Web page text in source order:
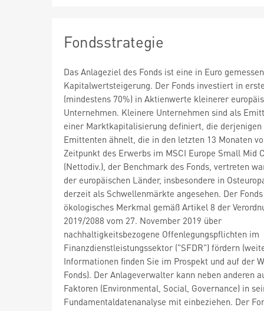
Fondsstrategie
Das Anlageziel des Fonds ist eine in Euro
Kapitalwertsteigerung. Der Fonds investiert in
(mindestens 70%) in Aktienwerte kleinerer
Unternehmen. Kleinere Unternehmen sind als
einer Marktkapitalisierung definiert, die derjenigen
Emittenten ähnelt, die in den letzten 13 Monaten
Zeitpunkt des Erwerbs im MSCI Europe Small Mid
(Nettodiv.), der Benchmark des Fonds, vertreten
der europäischen Länder, insbesondere in
derzeit als Schwellenmärkte angesehen. Der
ökologisches Merkmal gemäß Artikel 8 der
2019/2088 vom 27. November 2019 über
nachhaltigkeitsbezogene Offenlegungspflichten im
Finanzdienstleistungssektor ("SFDR") fördern
Informationen finden Sie im Prospekt und auf der
Fonds). Der Anlageverwalter kann neben anderen
Faktoren (Environmental, Social, Governance) in
Fundamentaldatenanalyse mit einbeziehen. Der